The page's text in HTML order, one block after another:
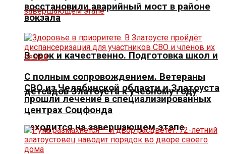
В срок и качественно. Подготовка школ и
детсадов Златоуста к учебному году
находится на завершающем этапе
восстановили аварийный мост в районе
вокзала
С полным сопровождением. Ветераны
СВО из Челябинской области и Златоуста
прошли лечение в специализированных
центрах Соцфонда